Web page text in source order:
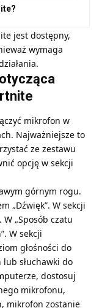
jest dostępny,
wymaga
mikrofon w
Najważniejsze to
ze zestawu
opcję w sekcji
górnym rogu.
„Dźwięk”. W sekcji
W „Sposób czatu
W sekcji
głośności do
lub słuchawki do
dostosuj
mikrofonu,
mikrofon zostanie